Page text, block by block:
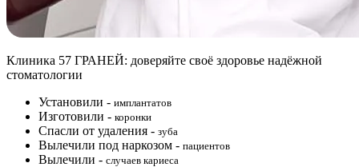
Клиника 57 ГРАНЕЙ: доверяйте своё здоровье надёжной
стоматологии
Установили - имплантатов
Изготовили - коронки
Спасли от удаления - зуба
Вылечили под наркозом - пациентов
Вылечили - случаев кариеса